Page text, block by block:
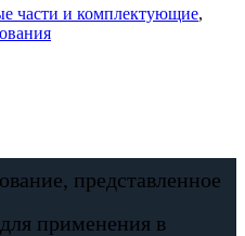
части и комплектующие,
представленное
применения в